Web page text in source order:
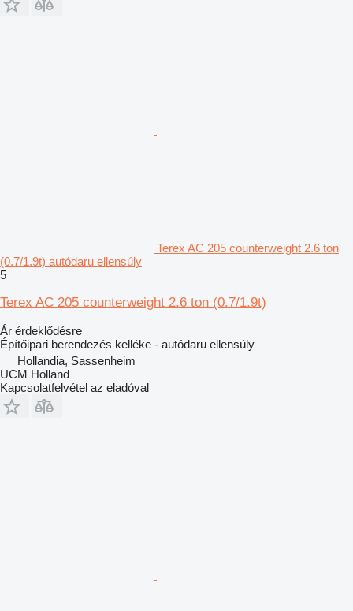
Terex AC 205 counterweight 2.6 ton
(0.7/1.9t) autódaru ellensúly
5
Terex AC 205 counterweight 2.6 ton (0.7/1.9t)
Ár érdeklődésre
Építőipari berendezés kelléke - autódaru ellensúly
Hollandia, Sassenheim
UCM Holland
Kapcsolatfelvétel az eladóval